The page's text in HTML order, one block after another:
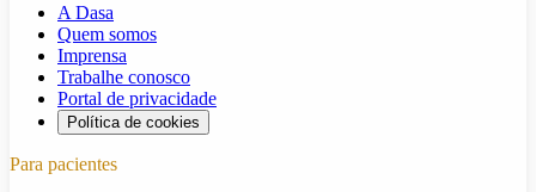
A Dasa
Quem somos
Imprensa
Trabalhe conosco
Portal de privacidade
Política de cookies
Para pacientes